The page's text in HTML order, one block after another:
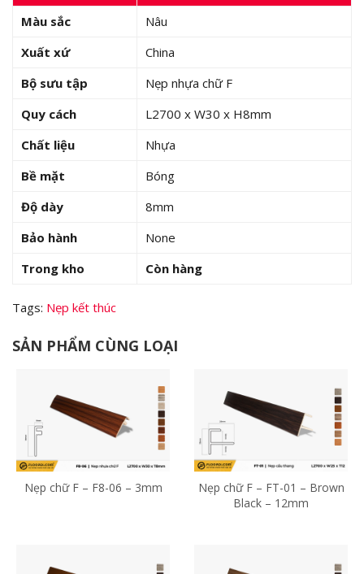
Màu sắc
Nâu
Xuất xứ
China
Bộ sưu tập
Nẹp nhựa chữ F
Quy cách
L2700 x W30 x H8mm
Chất liệu
Nhựa
Bề mặt
Bóng
Độ dày
8mm
Bảo hành
None
Trong kho
Còn hàng
Tags: Nẹp kết thúc
SẢN PHẨM CÙNG LOẠI
Nẹp chữ F – F8-06 – 3mm
Nẹp chữ F – FT-01 – Brown
Black – 12mm